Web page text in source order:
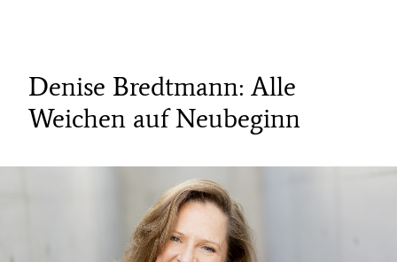
Denise Bredtmann: Alle
Weichen auf Neubeginn